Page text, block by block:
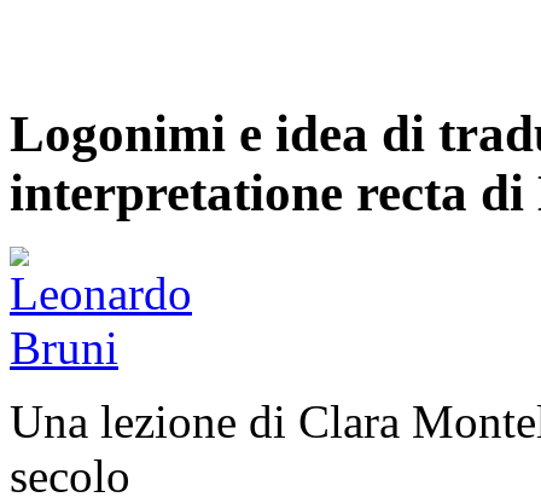
Logonimi e idea di
interpretatione recta
Una lezione di Clara
secolo